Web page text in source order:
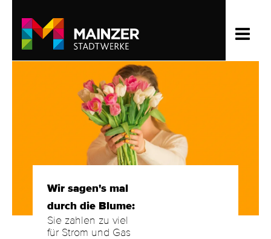
Wir sagen's mal
durch die Blume:
Sie zahlen zu viel
für Strom und Gas